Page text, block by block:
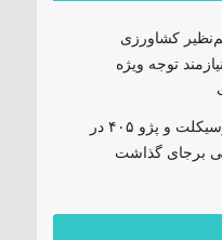
کشاورزی
توجه ویژه
برخورد موتورسیکلت و پژو ۴۰۵ در
برجای گذاشت